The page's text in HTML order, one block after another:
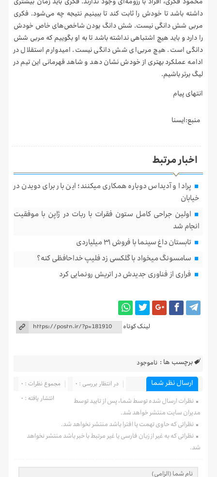
محمود فکری، افراد با رزومه‌ای وجود ندارند. فکری باید زمان بیشتری
داشته باشد تا خودش را ثابت کند تا ببینیم نتیجه چه می‌شود. فکری
مربی شش دانگی نیست. شش دانگ بودن شاخص‌های خاص خودش
را دارد و باید هیچ اشتباهی نداشته باشد تا به او بگوییم که مربی شش
دانگی است. هیچ مربی‌ای شش دانگی نیست. امیدوارم استقلال در
ادامه عملکرد بهتری از خودش نشان دهد و شاهد قهرمانی این تیم در
لیگ برتر باشیم.
انتهای پیام
منبع:ایسنا
اخبار مرتبط
پرادا و آدیداس دوباره همکاری میکنند؛ این بار برای دویدن در
خیابان
اولین جراحی کامل ستون فقرات با ربات در ژاپن با موفقیت
انجام شد
تابستان داغ سینما با فروش ۳۱ میلیاردی
سامسونگ میخواد با گلکسی زد فلیپ خداحافظی کنه؟
فراری از فناوری جدیدش در اتریش رونمایی کرد
لینک کوتاه
برچسب ها : ناموجود
ارسال نظر شما مجموع نظرات : 0
در انتظار بررسی : 0
انتشار یافته : 0
نظرات ارسال شده توسط شما، پس از تایید توسط
مدیران سایت منتشر خواهد شد.
نظراتی که حاوی تهمت یا افترا باشد منتشر نخواهد شد.
نظراتی که به غیر از زبان فارسی یا غیر مرتبط با خبر باشد منتشر نخواهد
شد.